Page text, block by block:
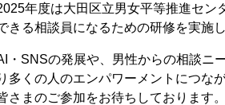
年度は大田区立男女平等推進セン
きる相談員になるための研修を実施し
・SNSの発展や、男性からの相談ニ
多くの人のエンパワーメントにつな
さまのご参加をお待ちしております。